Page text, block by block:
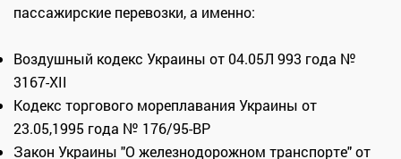
пассажирские перевозки, а именно:
Воздушный кодекс Украины от 04.05Л 993 года №
3167-XII
Кодекс торгового мореплавания Украины от
23.05,1995 года № 176/95-ВР
Закон Украины "О железнодорожном транспорте" от